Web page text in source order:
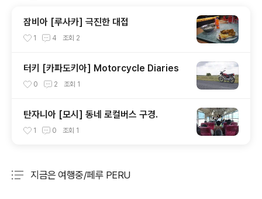
잠비아 [루사카] 극진한 대접
1 4 조회 2
터키 [카파도키아] Motorcycle Diaries
0 2 조회 1
탄자니아 [모시] 동네 로컬버스 구경.
1 0 조회 1
지금은 여행중/페루 PERU